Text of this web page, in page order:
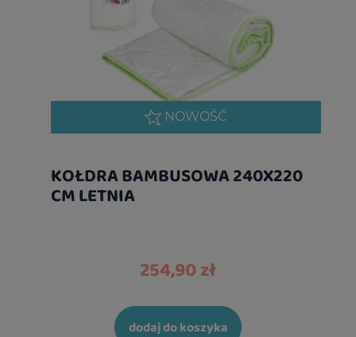
NOWOŚĆ
KOŁDRA BAMBUSOWA 240X220
CM LETNIA
254,90 zł
dodaj do koszyka